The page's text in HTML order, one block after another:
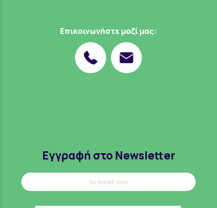
Επικοινωνήστε μαζί μας:
Εγγραφή στο Newsletter